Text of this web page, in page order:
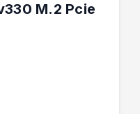
M.2 Pcie